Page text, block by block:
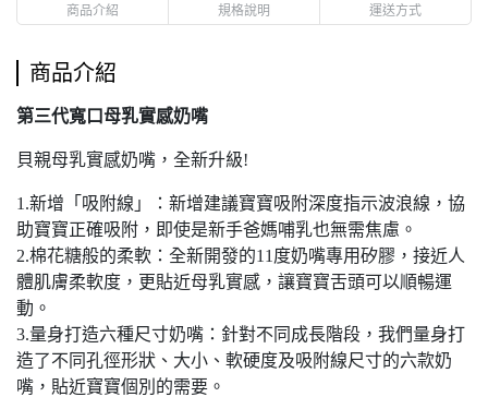
商品介紹 規格說明 運送方式
商品介紹
第三代寬口母乳實感奶嘴
貝親母乳實感奶嘴，全新升級!
1.新增「吸附線」：新增建議寶寶吸附深度指示波浪線，協
助寶寶正確吸附，即使是新手爸媽哺乳也無需焦慮。
2.棉花糖般的柔軟：全新開發的11度奶嘴專用矽膠，接近人
體肌膚柔軟度，更貼近母乳實感，讓寶寶舌頭可以順暢運
動。
3.量身打造六種尺寸奶嘴：針對不同成長階段，我們量身打
造了不同孔徑形狀、大小、軟硬度及吸附線尺寸的六款奶
嘴，貼近寶寶個別的需要。